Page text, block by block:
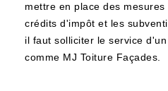
mettre en place des
crédits d'impôt et les
il faut solliciter le service
comme MJ Toiture Façades.